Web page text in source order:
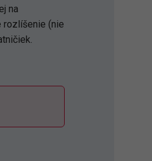
na
rozlíšenie (nie